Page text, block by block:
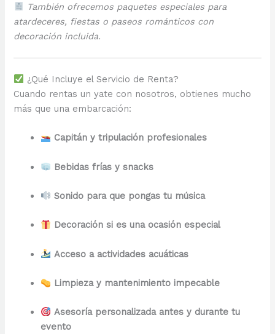
También ofrecemos paquetes especiales para
atardeceres, fiestas o paseos románticos con
decoración incluida.
¿Qué Incluye el Servicio de Renta?
Cuando rentas un yate con nosotros, obtienes mucho
más que una embarcación:
Capitán y tripulación profesionales
Bebidas frías y snacks
Sonido para que pongas tu música
Decoración si es una ocasión especial
Acceso a actividades acuáticas
Limpieza y mantenimiento impecable
Asesoría personalizada antes y durante tu
evento